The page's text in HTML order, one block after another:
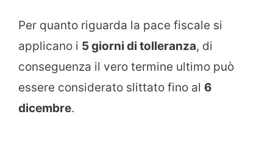
Per quanto riguarda la pace fiscale si
applicano i 5 giorni di tolleranza, di
conseguenza il vero termine ultimo può
essere considerato slittato fino al 6
dicembre.